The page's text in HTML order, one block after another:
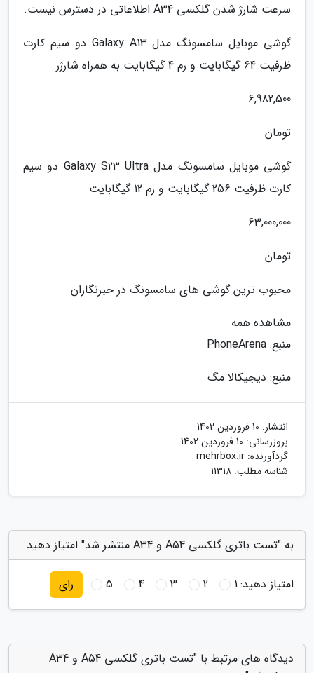
سرعت شارژ شدن گلکسی A34 اطلاعاتی در دسترس نیست.
گوشی موبایل سامسونگ مدل Galaxy A13 دو سیم کارت
ظرفیت 64 گیگابایت و رم 4 گیگابایت به همراه شارژر
6,982,500
تومان
گوشی موبایل سامسونگ مدل Galaxy S23 Ultra دو سیم
کارت ظرفیت 256 گیگابایت و رم 12 گیگابایت
63,000,000
تومان
محبوب ترین گوشی های سامسونگ در خبرنگاران
مشاهده همه
منبع: PhoneArena
منبع: دیجیکالا مگ
انتشار: 10 فروردین 1402
بروزرسانی: 10 فروردین 1402
گردآورنده: mehrbox.ir
شناسه مطلب: 11318
به "تست باتری گلکسی A54 و A34 منتشر شد" امتیاز دهید
امتیاز دهید:1
2
3
4
5 رای
دیدگاه های مرتبط با "تست باتری گلکسی A54 و A34